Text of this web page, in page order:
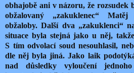
obhajobě ani v názoru, že rozsudek
obžalovaný „zakuklenec“
obžaloby. Další dva „zakuklenci“
situace byla stejná jako u něj,
S tím odvolací soud nesouhlasil,
dle něj byla jiná. Jako laik
nad důsledky vyloučení